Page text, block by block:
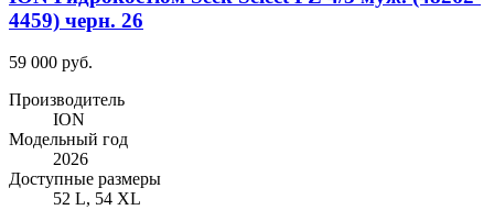
4459) черн. 26
59 000 руб.
Производитель
ION
Модельный год
2026
Доступные размеры
52 L, 54 XL